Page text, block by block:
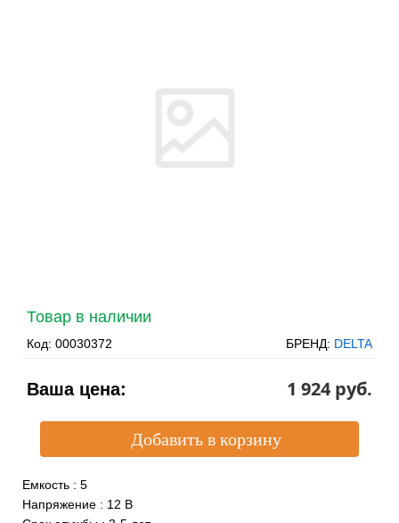
Товар в наличии
Код: 00030372 БРЕНД: DELTA
Ваша цена: 1 924 pуб.
Емкость : 5
Напряжение : 12 В